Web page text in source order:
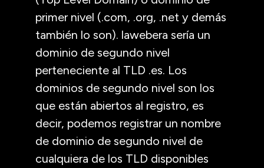
primer nivel (.com, .org, .net y demás
también lo son). lawebera sería un
dominio de segundo nivel
perteneciente al TLD .es. Los
dominios de segundo nivel son los
que están abiertos al registro, es
decir, podemos registrar un nombre
de dominio de segundo nivel de
cualquiera de los TLD disponibles